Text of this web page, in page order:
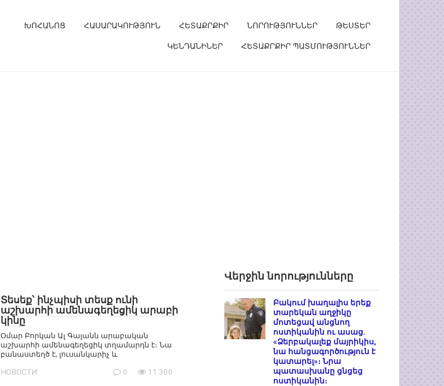
ԽՈՀԱՆՈՑ ՀԱՍԱՐԱԿՈՒԹՅՈՒՆ ՀԵՏԱՔՐՔԻՐ ՆՈՐՈՒԹՅՈՒՆՆԵՐ ԹԵՍՏԵՐ
ԿԵՆԴԱՆԻՆԵՐ ՀԵՏԱՔՐՔԻՐ ՊԱՏՄՈՒԹՅՈՒՆՆԵՐ
Տեսեք՝ ինչպիսի տեսք ունի
աշխարհի ամենագեղեցիկ արաբի
կինը
Օմար Բորկան Ալ Գալանն արաբական
աշխարհի ամենագեղեցիկ տղամարդն է։ Նա
բանաստեղծ է, լուսանկարիչ և
НОВОСТИ 0 11 300
Վերջին նորությունները
Բակում խաղալիս երեք
տարեկան աղջիկը
մոտեցավ անցնող
ոստիկանին ու ասաց.
«Ձերբակալեք մայրիկիս,
նա հանցագործություն է
կատարել»։ Նրա
պատասխանը ցնցեց
ոստիկանին։